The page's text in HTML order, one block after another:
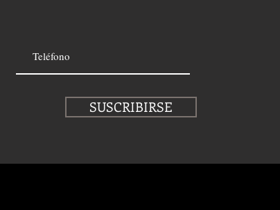
SUSCRIBIRSE